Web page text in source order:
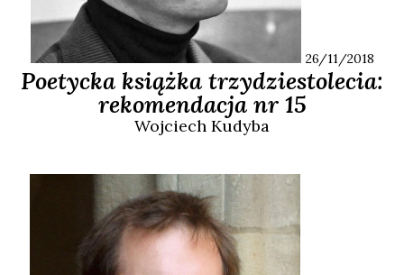
26/11/2018
Poetycka książka trzydziestolecia:
rekomendacja nr 15
Wojciech Kudyba